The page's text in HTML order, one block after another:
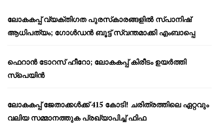
ലോകകപ്പ് വ്യക്തിഗത പുരസ്‌കാരങ്ങളിൽ സ്പാനിഷ്
ആധിപത്യം; ഗോൾഡൻ ബൂട്ട് സ്വന്തമാക്കി എംബാപ്പെ
ഫെറാൻ ടോറസ് ഹീറോ; ലോകകപ്പ് കിരീടം ഉയർത്തി
സ്പെയിൻ
ലോകകപ്പ് ജേതാക്കൾക്ക് 415 കോടി! ചരിത്രത്തിലെ ഏറ്റവും
വലിയ സമ്മാനത്തുക പ്രഖ്യാപിച്ച് ഫിഫ